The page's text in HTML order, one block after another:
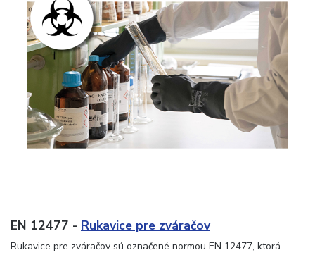
EN 12477 - Rukavice pre zváračov
Rukavice pre zváračov sú označené normou EN 12477, ktorá